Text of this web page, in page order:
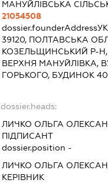
МАНУЙЛІВСЬКА
21054508
dossier.founderAddress
39120, ПОЛТАВСЬКА
КОЗЕЛЬЩИНСЬКИЙ Р-
ВЕРХНЯ МАНУЙЛІВКА,
ГОРЬКОГО, БУДИНОК 40
dossier.heads:
ЛИЧКО ОЛЬГА
ПІДПИСАНТ
dossier.position -
ЛИЧКО ОЛЬГА
КЕРІВНИК